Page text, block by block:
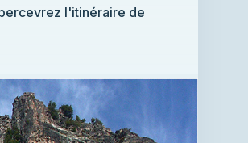
l'itinéraire de